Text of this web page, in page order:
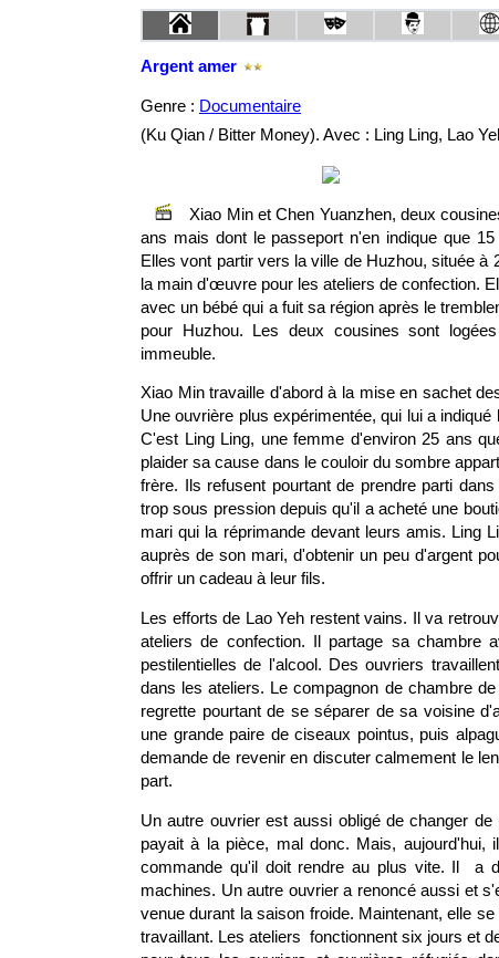
Argent amer
Genre : Documentaire
(Ku Qian / Bitter Money). Avec : Ling Ling, Lao
​​Xiao Min et Chen Yuanzhen, deux
ans mais dont le passeport n'en indique que
Elles vont partir vers la ville de Huzhou, située à
la main d'œuvre pour les ateliers de confection.
avec un bébé qui a fuit sa région après le
pour Huzhou. Les deux cousines sont
immeuble.
Xiao Min travaille d'abord à la mise en sachet
Une ouvrière plus expérimentée, qui lui a
C'est Ling Ling, une femme d'environ 25 ans
plaider sa cause dans le couloir du sombre
frère. Ils refusent pourtant de prendre parti
trop sous pression depuis qu'il a acheté une
mari qui la réprimande devant leurs amis. Ling
auprès de son mari, d'obtenir un peu d'argent
offrir un cadeau à leur fils.
Les efforts de Lao Yeh restent vains. Il va
ateliers de confection. Il partage sa chambre
pestilentielles de l'alcool. Des ouvriers
dans les ateliers. Le compagnon de chambre
regrette pourtant de se séparer de sa voisine
une grande paire de ciseaux pointus, puis
demande de revenir en discuter calmement le
part.
Un autre ouvrier est aussi obligé de changer
payait à la pièce, mal donc. Mais,
commande qu'il doit rendre au plus vite. Il a
machines. Un autre ouvrier a renoncé aussi et
venue durant la saison froide. Maintenant, elle
travaillant. Les ateliers fonctionnent six jours et